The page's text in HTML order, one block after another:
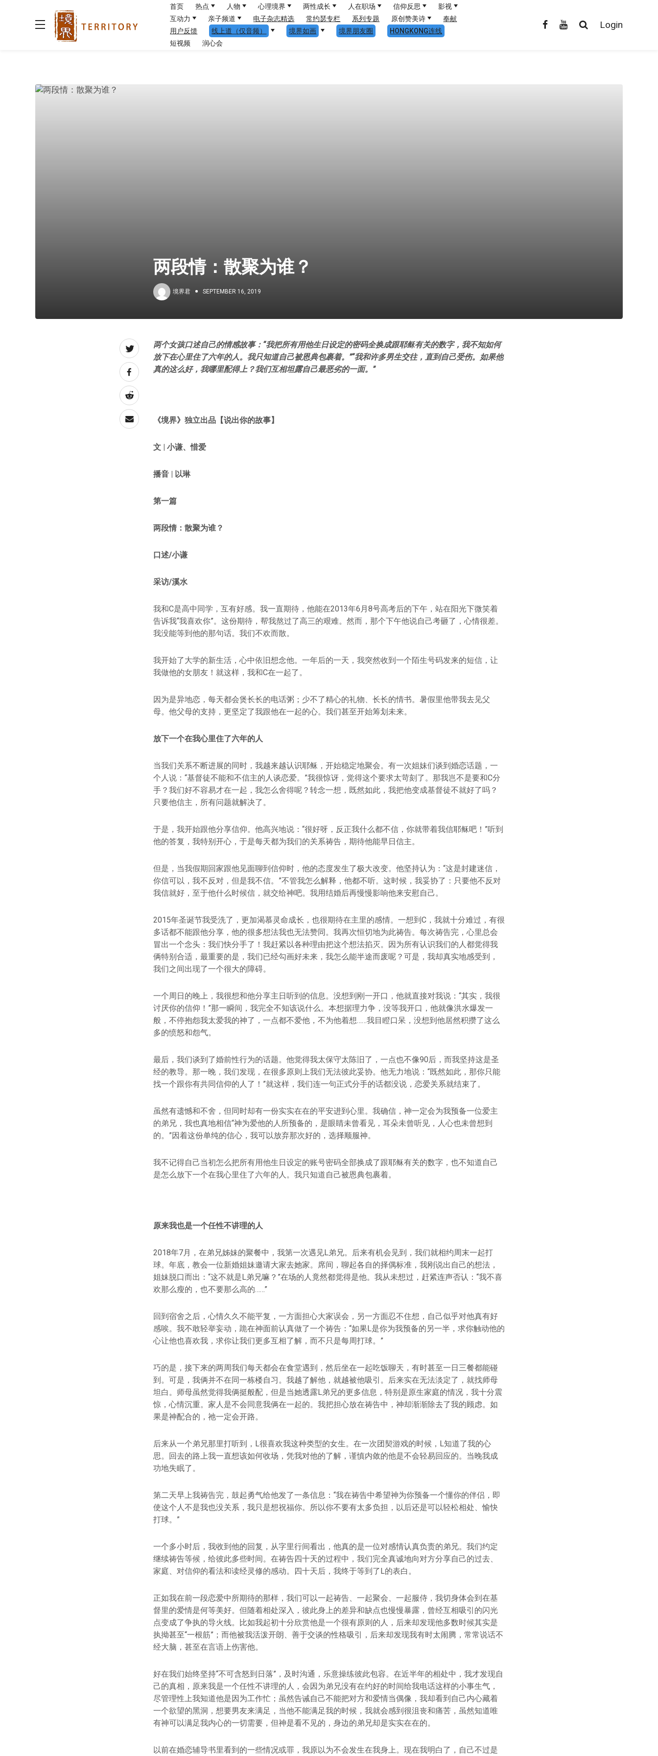
首页 热点 人物 心理境界 两性成长 人在职场 信仰反思
影视
互动力
亲子频道 电子杂志精选 常约瑟专栏 系列专题 原创赞美诗
奉献
用户反馈
线上道（仅音频） 境界如画 境界朋友圈
HONGKONG连线
短视频
润心会
Login
两段情：散聚为谁？
境界君 SEPTEMBER 16, 2019
两个女孩口述自己的情感故事：“我把所有用他生日设定的密码全换成跟耶稣有关的数字，我不知如何
放下在心里住了六年的人。我只知道自己被恩典包裹着。”“我和许多男生交往，直到自己受伤。如果他
真的这么好，我哪里配得上？我们互相坦露自己最恶劣的一面。”
《境界》独立出品【说出你的故事】
文 | 小谦、惜爱
播音 | 以琳
第一篇
两段情：散聚为谁？
口述/小谦
采访/溪水
我和C是高中同学，互有好感。我一直期待，他能在2013年6月8号高考后的下午，站在阳光下微笑着
告诉我“我喜欢你”。这份期待，帮我熬过了高三的艰难。然而，那个下午他说自己考砸了，心情很差。
我没能等到他的那句话。我们不欢而散。
我开始了大学的新生活，心中依旧想念他。一年后的一天，我突然收到一个陌生号码发来的短信，让
我做他的女朋友！就这样，我和C在一起了。
因为是异地恋，每天都会煲长长的电话粥；少不了精心的礼物、长长的情书。暑假里他带我去见父
母。他父母的支持，更坚定了我跟他在一起的心。我们甚至开始筹划未来。
放下一个在我心里住了六年的人
当我们关系不断进展的同时，我越来越认识耶稣，开始稳定地聚会。有一次姐妹们谈到婚恋话题，一
个人说：“基督徒不能和不信主的人谈恋爱。”我很惊讶，觉得这个要求太苛刻了。那我岂不是要和C分
手？我们好不容易才在一起，我怎么舍得呢？转念一想，既然如此，我把他变成基督徒不就好了吗？
只要他信主，所有问题就解决了。
于是，我开始跟他分享信仰。他高兴地说：“很好呀，反正我什么都不信，你就带着我信耶稣吧！”听到
他的答复，我特别开心，于是每天都为我们的关系祷告，期待他能早日信主。
但是，当我假期回家跟他见面聊到信仰时，他的态度发生了极大改变。他坚持认为：“这是封建迷信，
你信可以，我不反对，但是我不信。”不管我怎么解释，他都不听。这时候，我妥协了：只要他不反对
我信就好，至于他什么时候信，就交给神吧。我用结婚后再慢慢影响他来安慰自己。
2015年圣诞节我受洗了，更加渴慕灵命成长，也很期待在主里的感情。一想到C，我就十分难过，有很
多话都不能跟他分享，他的很多想法我也无法赞同。我再次恒切地为此祷告。每次祷告完，心里总会
冒出一个念头：我们快分手了！我赶紧以各种理由把这个想法掐灭。因为所有认识我们的人都觉得我
俩特别合适，最重要的是，我们已经勾画好未来，我怎么能半途而废呢？可是，我却真实地感受到，
我们之间出现了一个很大的障碍。
一个周日的晚上，我很想和他分享主日听到的信息。没想到刚一开口，他就直接对我说：“其实，我很
讨厌你的信仰！”那一瞬间，我完全不知该说什么。本想据理力争，没等我开口，他就像洪水爆发一
般，不停抱怨我太爱我的神了，一点都不爱他，不为他着想……我目瞪口呆，没想到他居然积攒了这么
多的愤怒和怨气。
最后，我们谈到了婚前性行为的话题。他觉得我太保守太陈旧了，一点也不像90后，而我坚持这是圣
经的教导。那一晚，我们发现，在很多原则上我们无法彼此妥协。他无力地说：“既然如此，那你只能
找一个跟你有共同信仰的人了！”就这样，我们连一句正式分手的话都没说，恋爱关系就结束了。
虽然有遗憾和不舍，但同时却有一份实实在在的平安进到心里。我确信，神一定会为我预备一位爱主
的弟兄，我也真地相信“神为爱他的人所预备的，是眼睛未曾看见，耳朵未曾听见，人心也未曾想到
的。”因着这份单纯的信心，我可以放弃那次好的，选择顺服神。
我不记得自己当初怎么把所有用他生日设定的账号密码全部换成了跟耶稣有关的数字，也不知道自己
是怎么放下一个在我心里住了六年的人。我只知道自己被恩典包裹着。
原来我也是一个任性不讲理的人
2018年7月，在弟兄姊妹的聚餐中，我第一次遇见L弟兄。后来有机会见到，我们就相约周末一起打
球。年底，教会一位新婚姐妹邀请大家去她家。席间，聊起各自的择偶标准，我刚说出自己的想法，
姐妹脱口而出：“这不就是L弟兄嘛？”在场的人竟然都觉得是他。我从未想过，赶紧连声否认：“我不喜
欢那么瘦的，也不要那么高的……”
回到宿舍之后，心情久久不能平复，一方面担心大家误会，另一方面忍不住想，自己似乎对他真有好
感唉。我不敢轻举妄动，跪在神面前认真做了一个祷告：“如果L是你为我预备的另一半，求你触动他的
心让他也喜欢我，求你让我们更多互相了解，而不只是每周打球。”
巧的是，接下来的两周我们每天都会在食堂遇到，然后坐在一起吃饭聊天，有时甚至一日三餐都能碰
到。可是，我俩并不在同一栋楼自习。我越了解他，就越被他吸引。后来实在无法淡定了，就找师母
坦白。师母虽然觉得我俩挺般配，但是当她透露L弟兄的更多信息，特别是原生家庭的情况，我十分震
惊，心情沉重。家人是不会同意我俩在一起的。我把担心放在祷告中，神却渐渐除去了我的顾虑。如
果是神配合的，祂一定会开路。
后来从一个弟兄那里打听到，L很喜欢我这种类型的女生。在一次团契游戏的时候，L知道了我的心
思。回去的路上我一直想该如何收场，凭我对他的了解，谨慎内敛的他是不会轻易回应的。当晚我成
功地失眠了。
第二天早上我祷告完，鼓起勇气给他发了一条信息：“我在祷告中希望神为你预备一个懂你的伴侣，即
使这个人不是我也没关系，我只是想祝福你。所以你不要有太多负担，以后还是可以轻松相处、愉快
打球。”
一个多小时后，我收到他的回复，从字里行间看出，他真的是一位对感情认真负责的弟兄。我们约定
继续祷告等候，给彼此多些时间。在祷告四十天的过程中，我们完全真诚地向对方分享自己的过去、
家庭、对信仰的看法和读经灵修的感动。四十天后，我终于等到了L的表白。
正如我在前一段恋爱中所期待的那样，我们可以一起祷告、一起聚会、一起服侍，我切身体会到在基
督里的爱情是何等美好。但随着相处深入，彼此身上的差异和缺点也慢慢暴露，曾经互相吸引的闪光
点变成了争执的导火线。比如我起初十分欣赏他是一个很有原则的人，后来却发现他多数时候其实是
执拗甚至“一根筋”；而他被我活泼开朗、善于交谈的性格吸引，后来却发现我有时太闹腾，常常说话不
经大脑，甚至在言语上伤害他。
好在我们始终坚持“不可含怒到日落”，及时沟通，乐意操练彼此包容。在近半年的相处中，我才发现自
己的真相，原来我是一个任性不讲理的人，会因为弟兄没有在约好的时间给我电话这样的小事生气，
尽管理性上我知道他是因为工作忙；虽然告诫自己不能把对方和爱情当偶像，我却看到自己内心藏着
一个欲望的黑洞，想要男友来满足，当他不能满足我的时候，我就会感到很沮丧和痛苦，虽然知道唯
有神可以满足我内心的一切需要，但神是看不见的，身边的弟兄却是实实在在的。
以前在婚恋辅导书里看到的一些情况或罪，我原以为不会发生在我身上。现在我明白了，自己不过是